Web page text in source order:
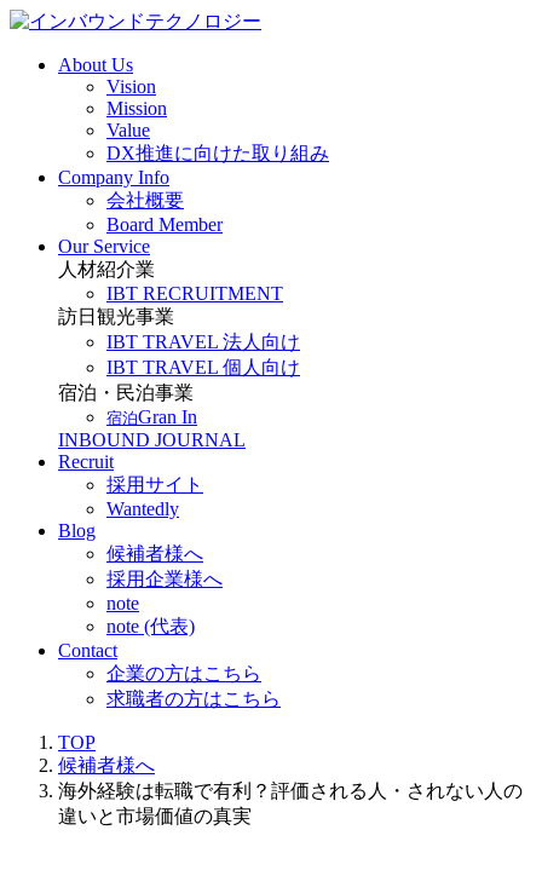
About Us
Vision
Mission
Value
DX推進に向けた取り組み
Company Info
会社概要
Board Member
Our Service
人材紹介業
IBT RECRUITMENT
訪日観光事業
IBT TRAVEL 法人向け
IBT TRAVEL 個人向け
宿泊・民泊事業
宿泊Gran In
INBOUND JOURNAL
Recruit
採用サイト
Wantedly
Blog
候補者様へ
採用企業様へ
note
note (代表)
Contact
企業の方はこちら
求職者の方はこちら
TOP
候補者様へ
海外経験は転職で有利？評価される人・されない人の
違いと市場価値の真実